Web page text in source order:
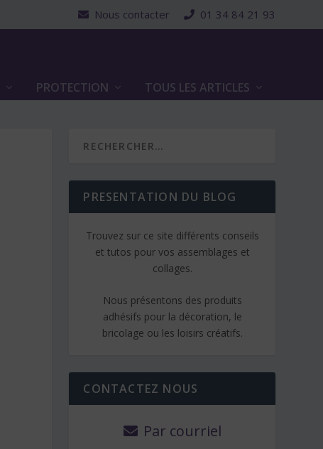
Nous contacter 01 34 84 21 93
PROTECTION TOUS LES ARTICLES
PRESENTATION DU BLOG
Trouvez sur ce site différents conseils
et tutos pour vos assemblages et
collages.
Nous présentons des produits
adhésifs pour la décoration, le
bricolage ou les loisirs créatifs.
CONTACTEZ NOUS
Par courriel